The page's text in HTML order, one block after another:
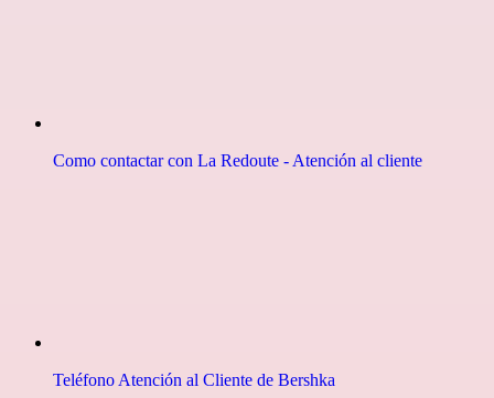
Como contactar con La Redoute - Atención al cliente
Teléfono Atención al Cliente de Bershka